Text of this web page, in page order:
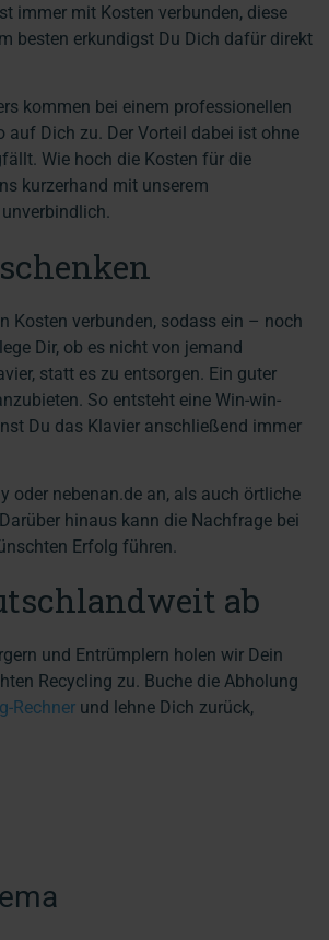
immer mit Kosten verbunden, diese
besten erkundigst Du Dich dafür direkt
kommen bei einem professionellen
auf Dich zu. Der Vorteil dabei ist ohne
Wie hoch die Kosten für die
kurzerhand mit unserem
Kosten verbunden, sodass ein – noch
Dir, ob es nicht von jemand
statt es zu entsorgen. Ein guter
So entsteht eine Win-win-
Du das Klavier anschließend immer
oder nebenan.de an, als auch örtliche
hinaus kann die Nachfrage bei
Erfolg führen.
ab
und Entrümplern holen wir Dein
Recycling zu. Buche die Abholung
Rechner und lehne Dich zurück,